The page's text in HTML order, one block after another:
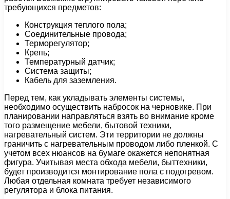
требующихся предметов:
Конструкция теплого пола;
Соединительные провода;
Терморегулятор;
Крепь;
Температурный датчик;
Система защиты;
Кабель для заземления.
Перед тем, как укладывать элементы системы,
необходимо осуществить набросок на черновике. При
планировании направляться взять во внимание кроме
того размещение мебели, бытовой техники,
нагревательный систем. Эти территории не должны
граничить с нагревательным проводом либо пленкой. С
учетом всех нюансов на бумаге окажется непонятная
фигура. Учитывая места обхода мебели, быттехники,
будет производится монтирование пола с подогревом.
Любая отдельная комната требует независимого
регулятора и блока питания.